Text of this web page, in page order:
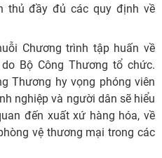
thủ đầy đủ các quy định về
Chương trình tập huấn về
Bộ Công Thương tổ chức.
Thương hy vọng phóng viên
nghiệp và người dân sẽ hiểu
đến xuất xứ hàng hóa, về
vệ thương mại trong các